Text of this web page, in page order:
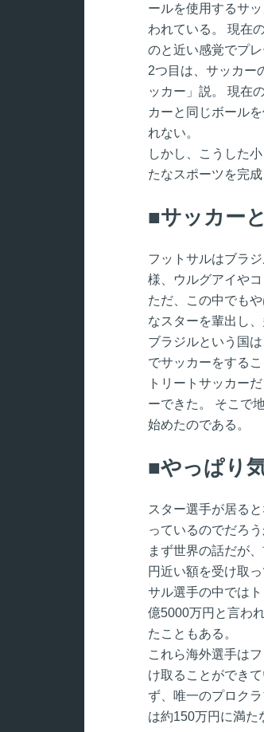
ールを使用するサ
われている。 現在
のと近い感覚でプ
2つ目は、サッカー
ッカー」説。 現在
カーと同じボール
れない。
しかし、こうした
たなスポーツを完成
サッカー
フットサルはブラ
様、ウルグアイや
ただ、この中でも
なスターを輩出し
ブラジルという国
でサッカーをする
トリートサッカー
ーできた。 そこで
始めたのである。
やっぱり
スター選手が居る
っているのでだろう
まず世界の話だが
円近い額を受け取
サル選手の中では
億5000万円と言わ
たこともある。
これら海外選手は
け取ることができ
ず、唯一のプロク
は約150万円に満た